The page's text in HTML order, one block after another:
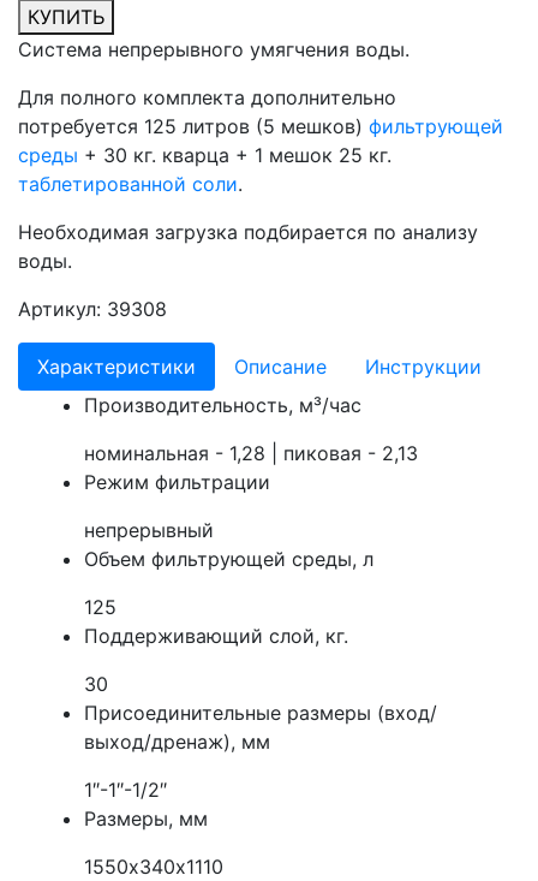
КУПИТЬ
Система непрерывного умягчения воды.
Для полного комплекта дополнительно
потребуется 125 литров (5 мешков) фильтрующей
среды + 30 кг. кварца + 1 мешок 25 кг.
таблетированной соли.
Необходимая загрузка подбирается по анализу
воды.
Артикул: 39308
Характеристики Описание
Инструкции
Производительность, м³/час
номинальная - 1,28 | пиковая - 2,13
Режим фильтрации
непрерывный
Объем фильтрующей среды, л
125
Поддерживающий слой, кг.
30
Присоединительные размеры (вход/
выход/дренаж), мм
1″-1″-1/2″
Размеры, мм
1550х340х1110